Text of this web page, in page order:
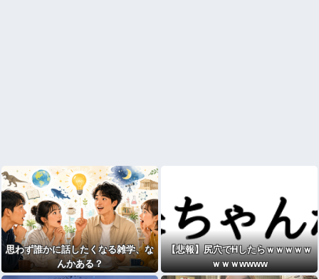
思わず誰かに話したくなる雑学、な
んかある？
【悲報】尻穴でHしたらｗｗｗｗｗ
ｗｗｗwwww